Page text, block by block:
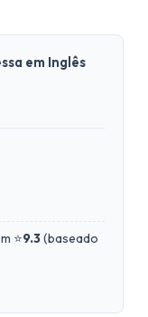
em Inglês
⭐9.3(baseado